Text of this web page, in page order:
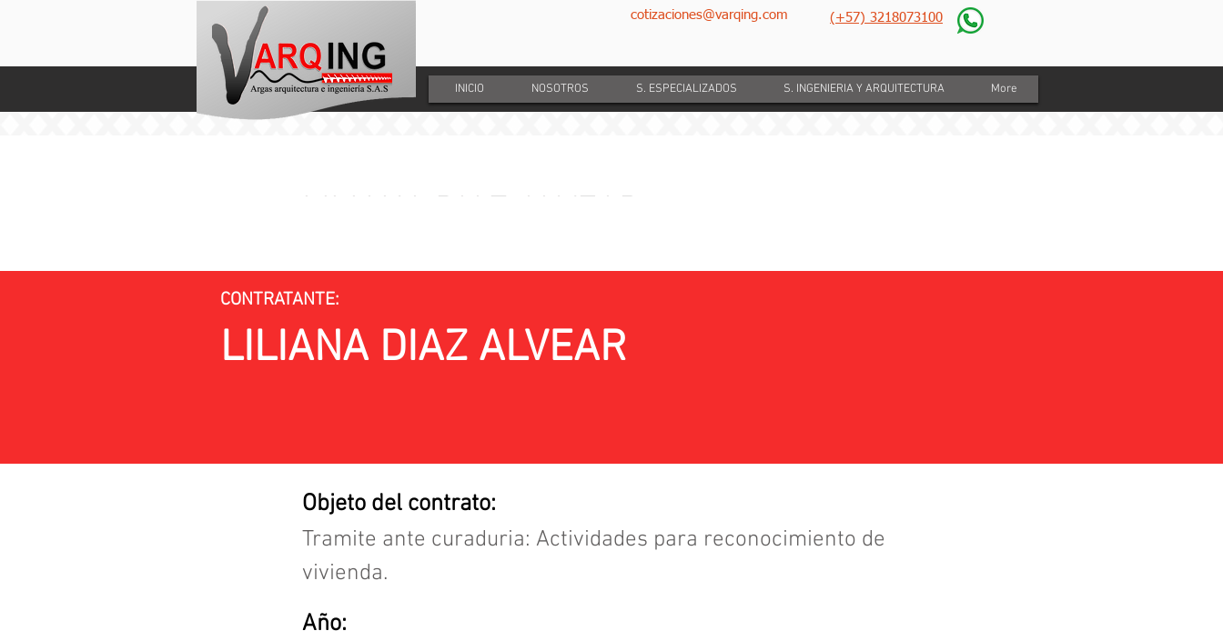
INICIO NOSOTROS S. ESPECIALIZADOS S. INGENIERIA Y ARQUITECTURA More
cotizaciones@varqing.com (+57) 3218073100
Tramite ante curaduria: Actividades para reconocimiento de
vivienda.
EMPRESA
Objeto del contrato:
Tramite ante curaduria: Actividades para reconocimiento de
vivienda.
Año:
CONTRATANTE:
LILIANA DIAZ ALVEAR